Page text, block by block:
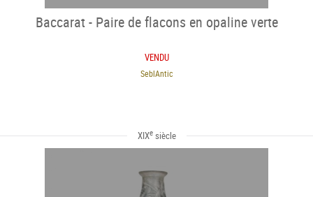
Baccarat - Paire de flacons en opaline verte
VENDU
SeblAntic
XIXesiècle